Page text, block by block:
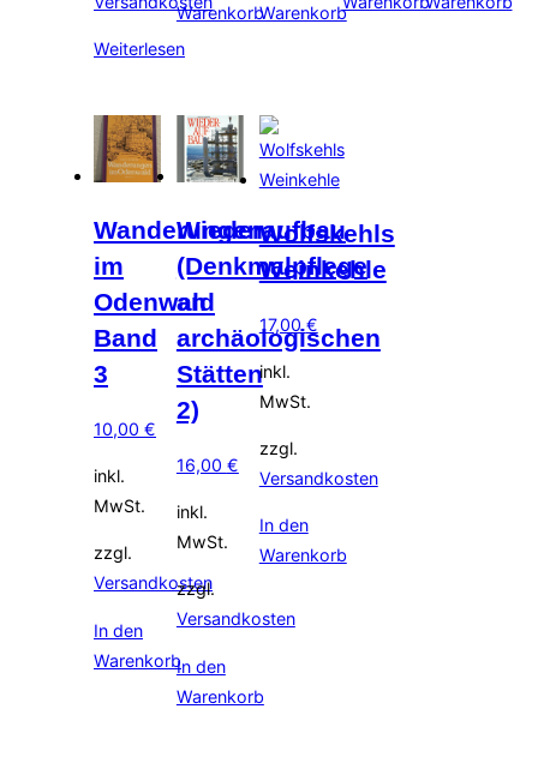
Weiterlesen
WarenkorbWarenkorb
Wanderungen
im
Odenwald
Band
3
10,00 €
inkl.
MwSt.
zzgl.
Versandkosten
In den
Warenkorb
Wiederaufbau
(Denkmalpflege
an
archäologischen
Stätten
2)
16,00 €
inkl.
MwSt.
zzgl.
Versandkosten
In den
Warenkorb
Wolfskehls
Weinkehle
17,00€
inkl.
MwSt.
zzgl.
Versandkosten
In den
Warenkorb